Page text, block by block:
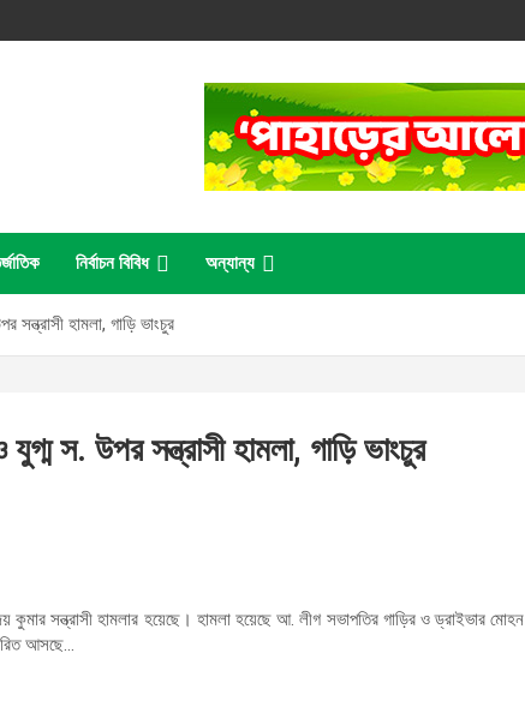
নির্বাচন বিবিধ অন্যান্য
হামলা, গাড়ি ভাংচুর
স. উপর সন্ত্রাসী হামলা, গাড়ি ভাংচুর
সন্ত্রাসী হামলার হয়েছে। হামলা হয়েছে আ. লীগ সভাপতির গাড়ির ও ড্রাইভার মোহন
আসছে…